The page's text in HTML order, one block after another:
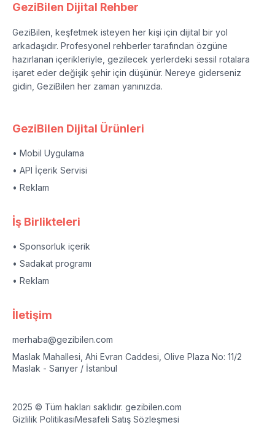
GeziBilen Dijital Rehber
GeziBilen, keşfetmek isteyen her kişi için dijital bir yol
arkadaşıdır. Profesyonel rehberler tarafından özgüne
hazırlanan içerikleriyle, gezilecek yerlerdeki sessil rotalara
işaret eder değişik şehir için düşünür. Nereye giderseniz
gidin, GeziBilen her zaman yanınızda.
GeziBilen Dijital Ürünleri
• Mobil Uygulama
• API İçerik Servisi
• Reklam
İş Birlikteleri
• Sponsorluk içerik
• Sadakat programı
• Reklam
İletişim
merhaba@gezibilen.com
Maslak Mahallesi, Ahi Evran Caddesi, Olive Plaza No: 11/2
Maslak - Sarıyer / İstanbul
2025 © Tüm hakları saklıdır. gezibilen.com
Gizlilik PolitikasıMesafeli Satış Sözleşmesi